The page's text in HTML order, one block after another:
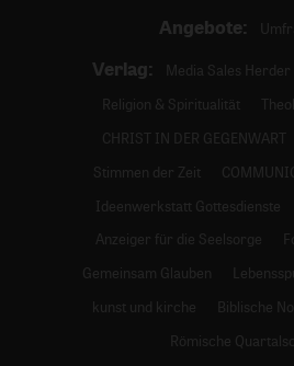
Angebote:
Verlag:
Media Sales
Religion & Spiritualität
CHRIST IN DER GEGENWART
Stimmen der Zeit
Ideenwerkstatt Gottesdienste
Anzeiger für die Seelsorge
Gemeinsam Glauben
kunst und kirche
Biblische
Römische